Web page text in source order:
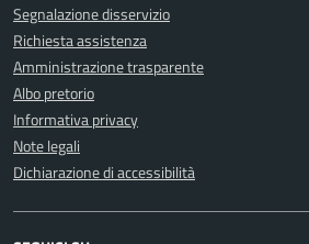
Segnalazione disservizio
Richiesta assistenza
Amministrazione trasparente
Albo pretorio
Informativa privacy
Note legali
Dichiarazione di accessibilità